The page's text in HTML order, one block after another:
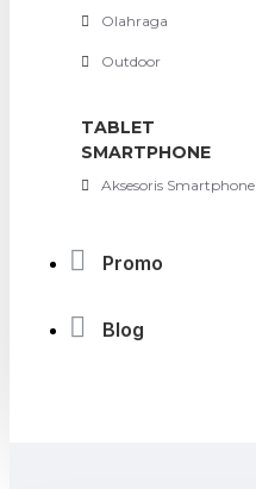
Olahraga
Outdoor
TABLET
SMARTPHONE
Aksesoris Smartphone
Promo
Blog